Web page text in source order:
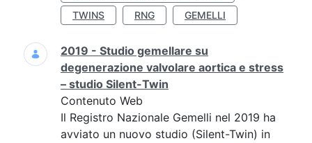
TWINS
RNG GEMELLI
2019 - Studio gemellare su
degenerazione valvolare aortica e stress
– studio Silent-Twin
Contenuto Web
Il Registro Nazionale Gemelli nel 2019 ha
avviato un nuovo studio (Silent-Twin) in